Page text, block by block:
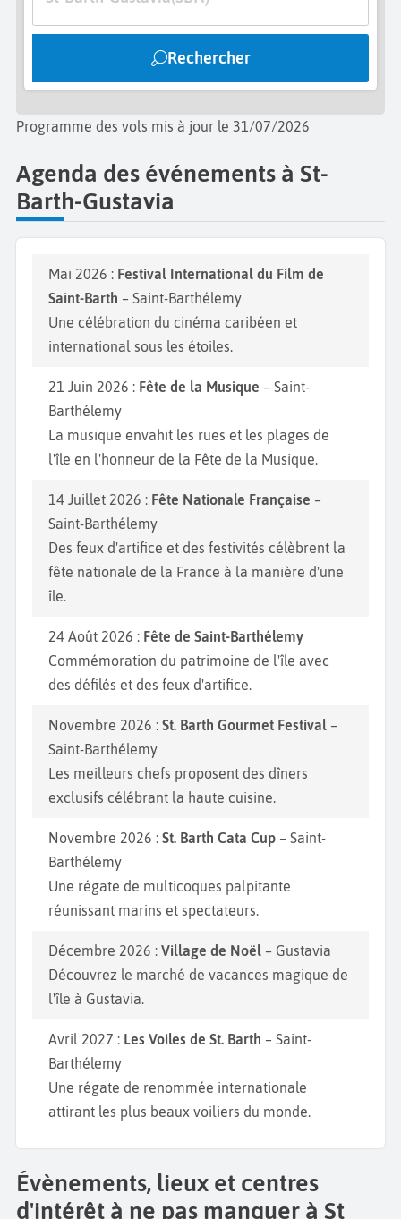
sans avoir goûté aux fruits exotiques de l’île tels que
cuisine créole avec des accras de morue et des
Rechercher
Programme des vols mis à jour le 31/07/2026
Agenda des événements à St-
Barth-Gustavia
Mai 2026 : Festival International du Film de
Saint-Barth – Saint-Barthélemy
Une célébration du cinéma caribéen et
international sous les étoiles.
21 Juin 2026 : Fête de la Musique – Saint-
Barthélemy
La musique envahit les rues et les plages de
l'île en l'honneur de la Fête de la Musique.
14 Juillet 2026 : Fête Nationale Française –
Saint-Barthélemy
Des feux d'artifice et des festivités célèbrent la
fête nationale de la France à la manière d'une
île.
24 Août 2026 : Fête de Saint-Barthélemy
Commémoration du patrimoine de l'île avec
des défilés et des feux d'artifice.
Novembre 2026 : St. Barth Gourmet Festival –
Saint-Barthélemy
Les meilleurs chefs proposent des dîners
exclusifs célébrant la haute cuisine.
Novembre 2026 : St. Barth Cata Cup – Saint-
Barthélemy
Une régate de multicoques palpitante
réunissant marins et spectateurs.
Décembre 2026 : Village de Noël – Gustavia
Découvrez le marché de vacances magique de
l'île à Gustavia.
Avril 2027 : Les Voiles de St. Barth – Saint-
Barthélemy
Une régate de renommée internationale
attirant les plus beaux voiliers du monde.
Évènements, lieux et centres
d'intérêt à ne pas manquer à St